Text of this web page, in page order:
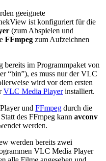
geeignete
ist konfiguriert für die
(zum Abspielen und
FFmpeg zum Aufzeichnen
im Programmpaket von
“bin”), es muss nur der VLC
wird vor dem ersten
VLC Media Playerinstalliert.
und FFmpeg durch die
des FFmpeg kann avconv
werden.
werden bereits zwei
VLC Media Player